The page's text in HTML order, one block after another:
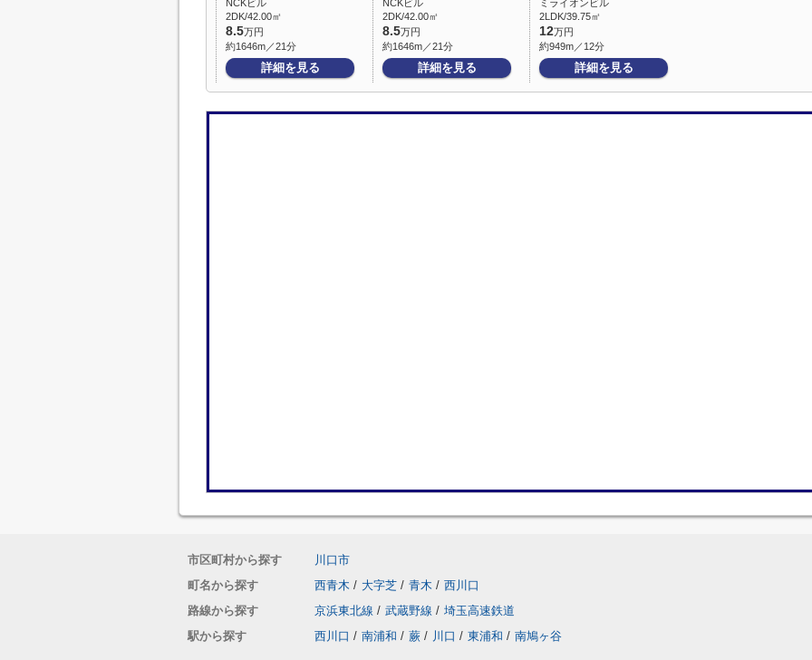
NCKビル
2DK/42.00㎡
8.5万円
約1646m／21分
詳細を見る
NCKビル
2DK/42.00㎡
8.5万円
約1646m／21分
詳細を見る
ミライオンビル
2LDK/39.75㎡
12万円
約949m／12分
詳細を見る
市区町村から探す
川口市
町名から探す
西青木 / 大字芝 / 青木 / 西川口
路線から探す
京浜東北線 / 武蔵野線 / 埼玉高速鉄道
駅から探す
西川口 / 南浦和 / 蕨 / 川口 / 東浦和 / 南鳩ヶ谷